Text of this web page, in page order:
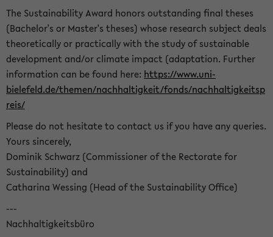
The Sustainability Award honors outstanding final theses
(Bachelor's or Master's theses) whose research subject deals
theoretically or practically with the study of sustainable
development and/or climate impact (adaptation. Further
information can be found here: https://www.uni-
bielefeld.de/themen/nachhaltigkeit/fonds/nachhaltigkeitsp
reis/
Please do not hesitate to contact us if you have any queries.
Yours sincerely,
Dominik Schwarz (Commissioner of the Rectorate for
Sustainability) and
Catharina Wessing (Head of the Sustainability Office)
---
Nachhaltigkeitsbüro